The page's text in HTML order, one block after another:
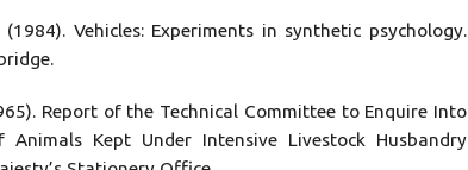
Vehicles: Experiments in synthetic psychology.
Report of the Technical Committee to Enquire Into
Kept Under Intensive Livestock Husbandry